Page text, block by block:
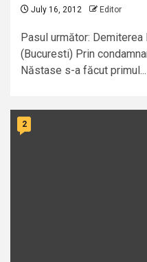
July 16, 2012 Editor
Pasul următor:
(Bucuresti) Prin
Năstase s-a făcut primul...
2